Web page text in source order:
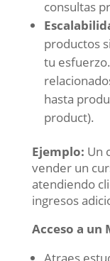
consultas
productos
tu
hasta
product).
Ejemplo: Un
vender un
atendiendo
ingresos
Acceso a un
Atraes